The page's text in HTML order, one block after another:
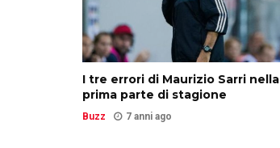
I tre errori di Maurizio Sarri nella
prima parte di stagione
Buzz 7 anni ago